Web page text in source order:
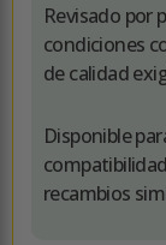
Revisado por
condiciones
de calidad
Disponible
recambios